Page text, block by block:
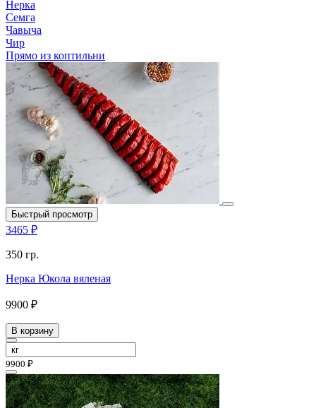
Нерка
Семга
Чавыча
Чир
Прямо из коптильни
Быстрый просмотр
3465 ₽
350 гр.
Нерка Юкола вяленая
9900 ₽
В корзину
9900 ₽